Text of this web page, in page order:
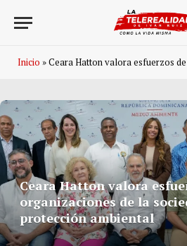
Inicio »Ceara Hatton valora esfuerzos de organizaciones de
Ceara Hatton valora
organizaciones de la
protección ambiental